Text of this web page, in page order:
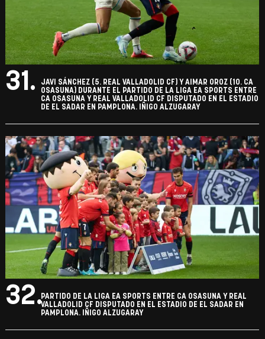
31.
JAVI SÁNCHEZ (5. REAL VALLADOLID CF) Y AIMAR OROZ (10. CA
OSASUNA) DURANTE EL PARTIDO DE LA LIGA EA SPORTS ENTRE
CA OSASUNA Y REAL VALLADOLID CF DISPUTADO EN EL ESTADIO
DE EL SADAR EN PAMPLONA. IÑIGO ALZUGARAY
32.PARTIDO DE LA LIGA EA SPORTS ENTRE CA OSASUNA Y REAL
VALLADOLID CF DISPUTADO EN EL ESTADIO DE EL SADAR EN
PAMPLONA. IÑIGO ALZUGARAY